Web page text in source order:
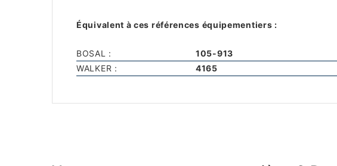
Équivalent à ces références équipementiers :
BOSAL :
105-913
WALKER :
4165